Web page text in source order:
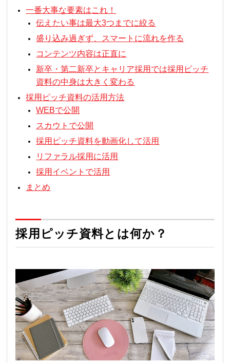
一番大事な要素はこれ！
伝えたい事は最大3つまでに絞る
盛り込み過ぎず、スマートに流れを作る
コンテンツ内容は正直に
新卒・第二新卒とキャリア採用では採用ピッチ
資料の中身は大きく変わる
採用ピッチ資料の活用方法
WEBで公開
スカウトで公開
採用ピッチ資料を動画化して活用
リファラル採用に活用
採用イベントで活用
まとめ
採用ピッチ資料とは何か？